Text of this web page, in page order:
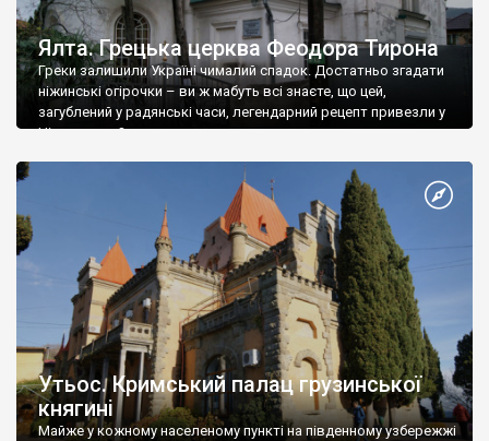
Ялта. Грецька церква Феодора Тирона
Греки залишили Україні чималий спадок. Достатньо згадати
ніжинські огірочки – ви ж мабуть всі знаєте, що цей,
загублений у радянські часи, легендарний рецепт привезли у
Ніжин греки?
Утьос. Кримський палац грузинської
княгині
Майже у кожному населеному пункті на південному узбережжі